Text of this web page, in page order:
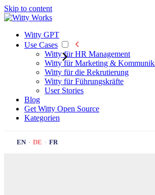
Skip to content
Witty GPT
Use Cases
Witty für HR Management
Witty für Marketing &
Witty für die Rekrutierung
Witty für Führungskräfte
User Stories
Blog
Get Witty Open Source
Kategorien
EN · DE · FR